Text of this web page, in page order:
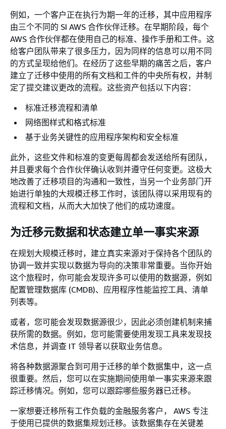
例如，一个客户正在执行为期一年的迁移，其中应用程序
由三个不同的 SI AWS 合作伙伴迁移。在早期阶段，每个
AWS 合作伙伴都在使用自己的标准、操作手册和工件。这
给客户团队带来了很多压力，因为同样的信息可以用不同
的方式呈现给他们。在经历了这些早期的痛苦之后，客户
建立了迁移中使用的所有文档和工件的中央所有权，并制
定了提交建议更改的流程。这些资产包括以下内容：
标准迁移流程和清单
网络图样式和格式标准
基于业务关键性的应用程序架构和安全标准
此外，这些文件和标准的变更每周都会发送给所有团队，
并且要求每个合作伙伴确认收到并遵守任何变更。这极大
地改善了迁移项目的沟通和一致性，当另一个业务部门开
始进行单独的大规模迁移工作时，该团队得以采用现有的
流程和文档，从而大大加快了他们的成功速度。
为迁移元数据和状态建立单一事实来源
在规划大规模迁移时，建立真实来源对于保持各个团队的
协调一致并实现以数据为导向的决策非常重要。当你开始
这个旅程时，你可能会发现许多可以使用的数据源，例如
配置管理数据库 (CMDB)、应用程序性能监控工具、清单
列表等。
或者，您可能会发现数据源很少，因此必须创建机制来捕
获所需的数据。例如，您可能需要使用发现工具来发现技
术信息，并调查 IT 领导者以获取业务信息。
将各种数据源聚合到可用于迁移的单个数据集中，这一点
很重要。然后，您可以在实施期间使用单一事实来源来跟
踪迁移情况。例如，您可以跟踪哪些服务器已迁移。
一家想要迁移所有工作负载的金融服务客户， AWS 专注
于使用已提供的数据集规划迁移。该数据集存在关键差